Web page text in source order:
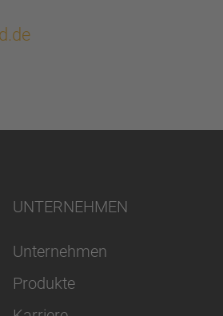
UNTERNEHMEN
Unternehmen
Produkte